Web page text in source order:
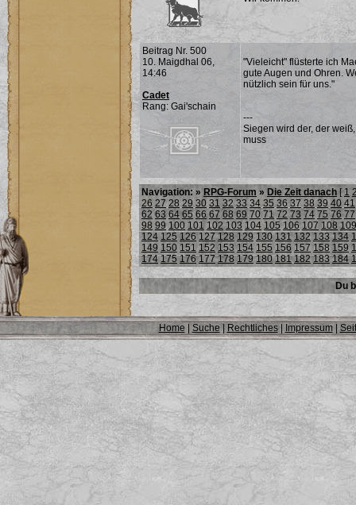
Beitrag Nr. 500
10. Maigdhal 06,
14:46
Cadet
Rang: Gai'schain
"Vieleicht" flüsterte ich
gute Augen und Ohren.
nützlich sein für uns."
---
Siegen wird der, der
muss
Navigation: » RPG-Forum » Die Zeit danach [1
26 27 28 29 30 31 32 33 34 35 36 37 38 39 40 41
62 63 64 65 66 67 68 69 70 71 72 73 74 75 76 77
98 99 100 101 102 103 104 105 106 107 108 109
124 125 126 127 128 129 130 131 132 133 134
149 150 151 152 153 154 155 156 157 158 159
174 175 176 177 178 179 180 181 182 183 184
Du
Home| Suche | Rechtliches| Impressum|